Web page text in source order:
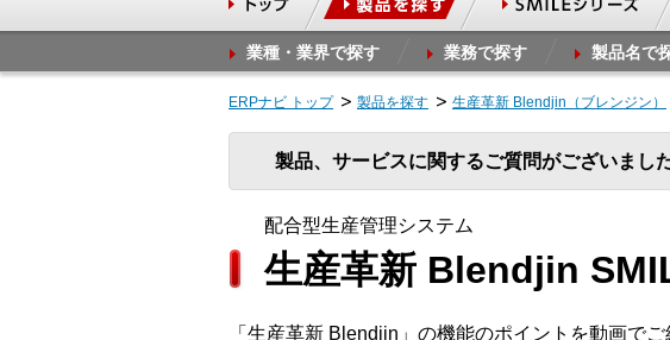
業種・業界で探す 業務で探す 製品名で
ERPナビ トップ 製品を探す 生産革新 Blendjin（ブレンジン）
製品、サービスに関するご質問がございまし
配合型生産管理システム
生産革新 Blendjin
「生産革新 Blendjin」の機能のポイントを動画でご